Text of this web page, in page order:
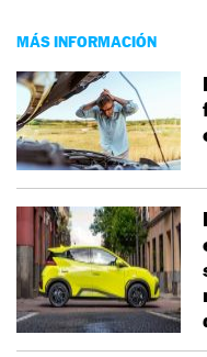
MÁS INFORMACIÓN